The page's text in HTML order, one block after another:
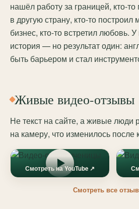
нашёл работу за границей, кто-
в другую страну, кто-то
бизнес, кто-то встретил любовь.
история — но результат один:
быть барьером и стал
Живые видео-отзывы
Не текст на сайте, а живые люди
на камеру, что изменилось после
Смотреть на YouTube ↗
Смотреть все